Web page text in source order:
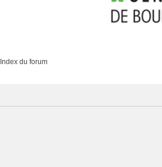
Index du forum